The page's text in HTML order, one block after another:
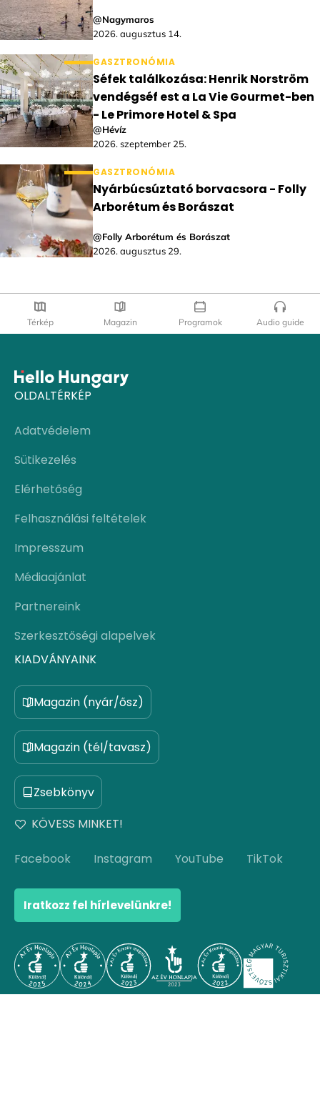
@Nagymaros
2026. augusztus 14.
GASZTRONÓMIA
Séfek találkozása: Henrik Norström
vendégséf est a La Vie Gourmet-ben
- Le Primore Hotel & Spa
@Hévíz
2026. szeptember 25.
GASZTRONÓMIA
Nyárbúcsúztató borvacsora - Folly
Arborétum és Borászat
@Folly Arborétum és Borászat
2026. augusztus 29.
Térkép Magazin Programok Audio guide
OLDALTÉRKÉP
Adatvédelem
Sütikezelés
Elérhetőség
Felhasználási feltételek
Impresszum
Médiaajánlat
Partnereink
Szerkesztőségi alapelvek
KIADVÁNYAINK
Magazin (nyár/ősz)
Magazin (tél/tavasz)
Zsebkönyv
KÖVESS MINKET!
Facebook Instagram YouTube TikTok
Iratkozz fel hírlevelünkre!